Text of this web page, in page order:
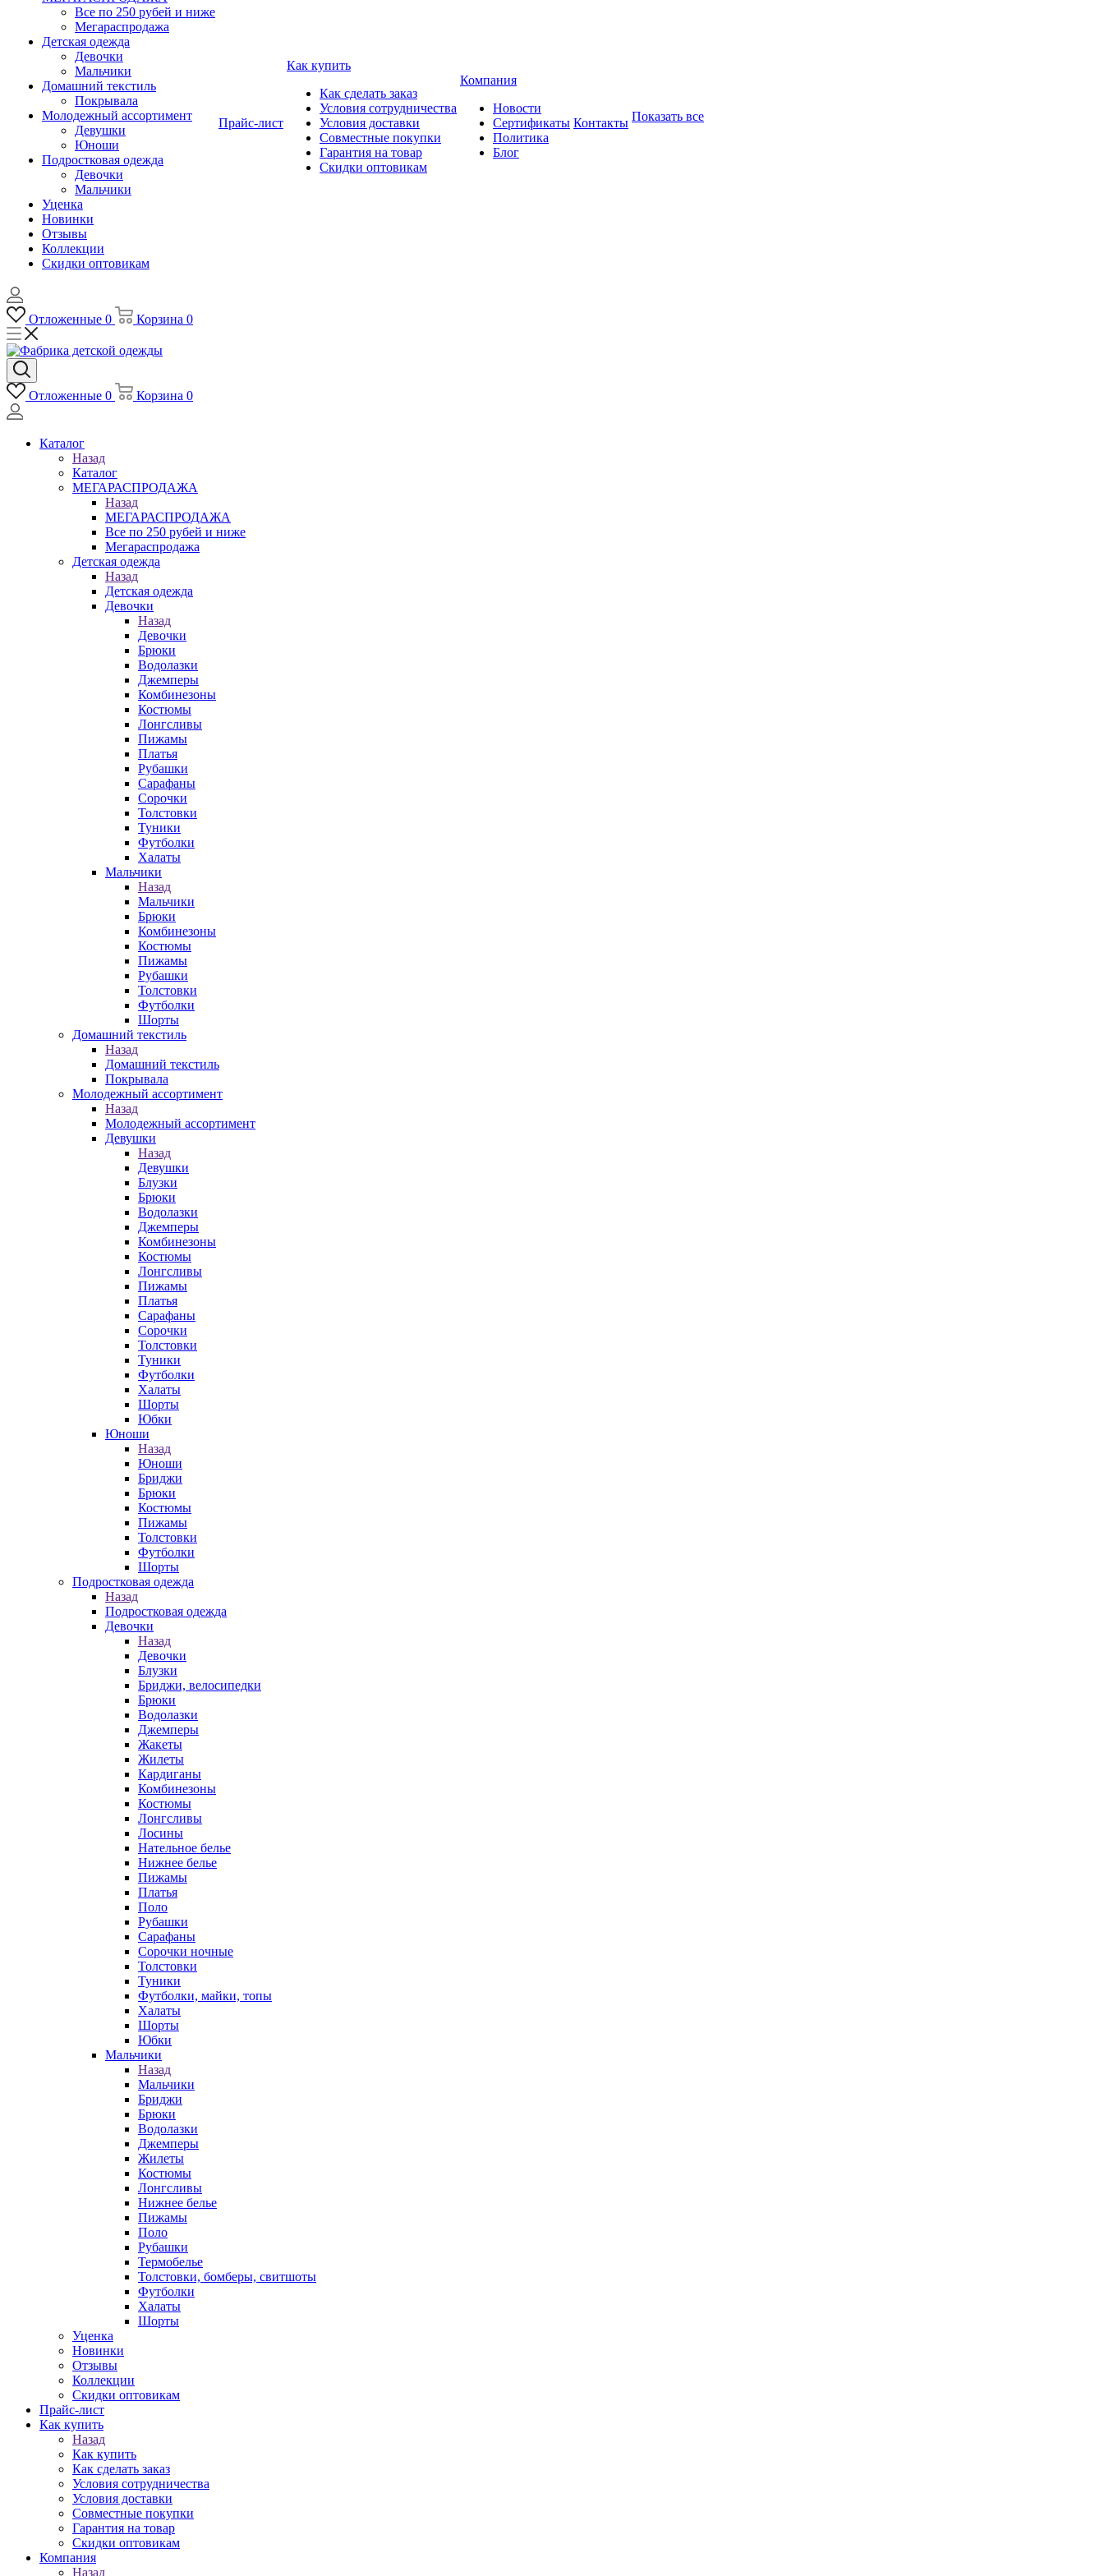
Все по 250 рубей и ниже
Мегараспродажа
Детская одежда
Девочки
Мальчики
Домашний текстиль
Покрывала
Молодежный ассортимент
Девушки
Юноши
Подростковая одежда
Девочки
Мальчики
Уценка
Новинки
Отзывы
Коллекции
Скидки оптовикам
Прайс-лист
Как купить
Как сделать заказ
Условия сотрудничества
Условия доставки
Совместные покупки
Гарантия на товар
Скидки оптовикам
Компания
Новости
Сертификаты
Политика
Блог
Контакты Показать все
Отложенные 0 Корзина 0
Отложенные 0 Корзина 0
Каталог
Назад
Каталог
МЕГАРАСПРОДАЖА
Назад
МЕГАРАСПРОДАЖА
Все по 250 рубей и ниже
Мегараспродажа
Детская одежда
Назад
Детская одежда
Девочки
Назад
Девочки
Брюки
Водолазки
Джемперы
Комбинезоны
Костюмы
Лонгсливы
Пижамы
Платья
Рубашки
Сарафаны
Сорочки
Толстовки
Туники
Футболки
Халаты
Мальчики
Назад
Мальчики
Брюки
Комбинезоны
Костюмы
Пижамы
Рубашки
Толстовки
Футболки
Шорты
Домашний текстиль
Назад
Домашний текстиль
Покрывала
Молодежный ассортимент
Назад
Молодежный ассортимент
Девушки
Назад
Девушки
Блузки
Брюки
Водолазки
Джемперы
Комбинезоны
Костюмы
Лонгсливы
Пижамы
Платья
Сарафаны
Сорочки
Толстовки
Туники
Футболки
Халаты
Шорты
Юбки
Юноши
Назад
Юноши
Бриджи
Брюки
Костюмы
Пижамы
Толстовки
Футболки
Шорты
Подростковая одежда
Назад
Подростковая одежда
Девочки
Назад
Девочки
Блузки
Бриджи, велосипедки
Брюки
Водолазки
Джемперы
Жакеты
Жилеты
Кардиганы
Комбинезоны
Костюмы
Лонгсливы
Лосины
Нательное белье
Нижнее белье
Пижамы
Платья
Поло
Рубашки
Сарафаны
Сорочки ночные
Толстовки
Туники
Футболки, майки, топы
Халаты
Шорты
Юбки
Мальчики
Назад
Мальчики
Бриджи
Брюки
Водолазки
Джемперы
Жилеты
Костюмы
Лонгсливы
Нижнее белье
Пижамы
Поло
Рубашки
Термобелье
Толстовки, бомберы, свитшоты
Футболки
Халаты
Шорты
Уценка
Новинки
Отзывы
Коллекции
Скидки оптовикам
Прайс-лист
Как купить
Назад
Как купить
Как сделать заказ
Условия сотрудничества
Условия доставки
Совместные покупки
Гарантия на товар
Скидки оптовикам
Компания
Назад